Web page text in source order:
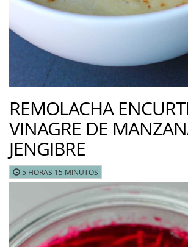
REMOLACHA
VINAGRE DE
JENGIBRE
5 HORAS 15 MINUTOS